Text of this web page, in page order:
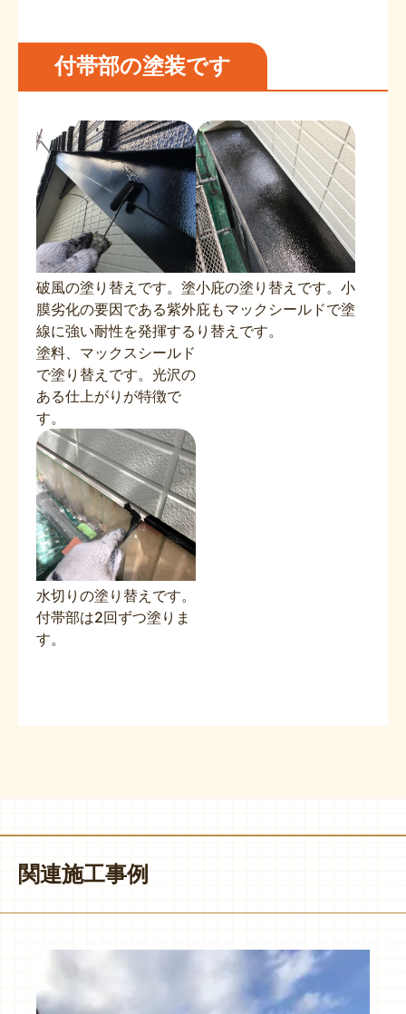
付帯部の塗装です
破風の塗り替えです。塗
膜劣化の要因である紫外
線に強い耐性を発揮する
塗料、マックスシールド
で塗り替えです。光沢の
ある仕上がりが特徴で
す。
小庇の塗り替えです。小
庇もマックシールドで塗
り替えです。
水切りの塗り替えです。
付帯部は2回ずつ塗りま
す。
関連施工事例